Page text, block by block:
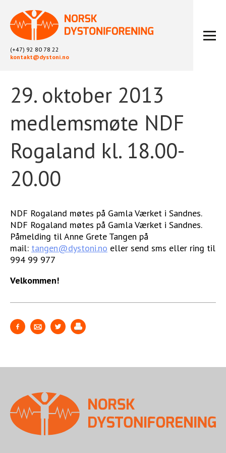
(+47) 92 80 78 22
kontakt@dystoni.no
HJEM
LOKALLAG
OM OSS
BLI MEDLEM
KONTAKT
ARKIV
FYSIOTERAPI
STØTT VÅRT ARBEID
29. oktober 2013
medlemsmøte NDF
Rogaland kl. 18.00-
20.00
NDF Rogaland møtes på Gamla Værket i Sandnes.
NDF Rogaland møtes på Gamla Værket i Sandnes.
Påmelding til Anne Grete Tangen på
mail: tangen@dystoni.no eller send sms eller ring til
994 99 977
Velkommen!